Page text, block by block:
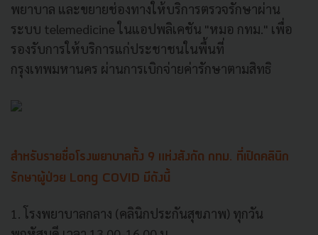
พยาบาล และขยายช่องทางให้บริการตรวจรักษาผ่าน
ระบบ telemedicine ในแอปพลิเคชัน "หมอ กทม." เพื่อ
รองรับการให้บริการแก่ประชาชนในพื้นที่
กรุงเทพมหานคร ผ่านการเบิกจ่ายค่ารักษาตามสิทธิ
สำหรับรายชื่อโรงพยาบาลทั้ง 9 แห่งสังกัด กทม. ที่เปิดคลินิก
รักษาผู้ป่วย Long COVID มีดังนี้
1. โรงพยาบาลกลาง (คลินิกประกันสุขภาพ) ทุกวัน